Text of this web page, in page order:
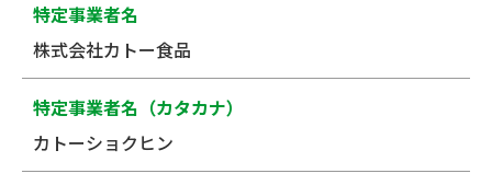
特定事業者名
株式会社カトー食品
特定事業者名（カタカナ）
カトーショクヒン